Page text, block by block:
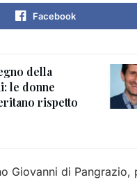
Facebook
della
le donne
rispetto
Giovanni di Pangrazio,